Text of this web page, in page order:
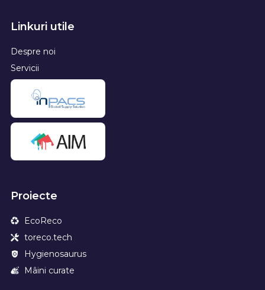
Linkuri utile
Despre noi
Servicii
Proiecte
EcoReco
toreco.tech
Hygienosaurus
Mâini curate